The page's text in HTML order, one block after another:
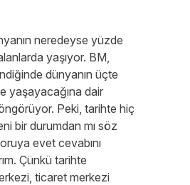
neredeyse yüzde
yaşıyor. BM,
dünyanın üçte
yaşayacağına dair
Peki, tarihte hiç
bir durumdan mı söz
evet cevabını
Çünkü tarihte
ticaret merkezi